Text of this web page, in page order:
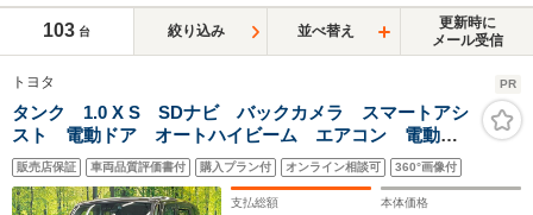
103 台 絞り込み 並べ替え
更新時に
メール受信
トヨタ PR
タンク 1.0 X S SDナビ バックカメラ スマートアシ
スト 電動ドア オートハイビーム エアコン 電動格
納ミラー スマートキー ETC ドラレコ Bluetooth
販売店保証 車両品質評価書付 購入プラン付 オンライン相談可 360°画像付
支払総額 本体価格